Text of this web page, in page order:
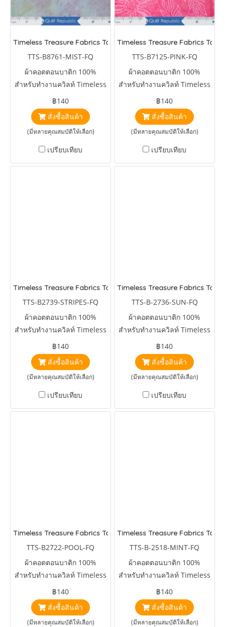
Timeless Treasure Fabrics Tonga Batiks Mariposa Celular
TTS-B8761-MIST-FQ
ผ้าคอตตอนบาติก 100%
สำหรับทำงานควิลท์ Timeless
Treasure Fabrics Tonga
Batiks Mariposa Celular
Tropical Flowers Mist
฿140
สั่งซื้อสินค้า
(มีหลายคุณสมบัติให้เลือก)
เปรียบเทียบ
Timeless Treasure Fabrics
TTS-B7125-PINK-FQ
ผ้าคอตตอนบาติก 100%
สำหรับทำงานควิลท์ Timeless
Treasure Fabrics Tonga
Batiks Brightside Pink
Scalloped Flower
฿140
สั่งซื้อสินค้า
(มีหลายคุณสมบัติให้เลือก)
เปรียบเทียบ
Timeless Treasure Fabrics Tonga Batiks Liberty Fireworks
TTS-B2739-STRIPES-FQ
ผ้าคอตตอนบาติก 100%
สำหรับทำงานควิลท์ Timeless
Treasure Fabrics Tonga
Batiks Liberty Fireworks
Stripes
฿140
สั่งซื้อสินค้า
(มีหลายคุณสมบัติให้เลือก)
เปรียบเทียบ
Timeless Treasure Fabrics
TTS-B-2736-SUN-FQ
ผ้าคอตตอนบาติก 100%
สำหรับทำงานควิลท์ Timeless
Treasure Fabrics Tonga
Batiks Brightside Large
Roses Sun
฿140
สั่งซื้อสินค้า
(มีหลายคุณสมบัติให้เลือก)
เปรียบเทียบ
Timeless Treasure Fabrics Tonga Batiks Brightside Water Dots
TTS-B2722-POOL-FQ
ผ้าคอตตอนบาติก 100%
สำหรับทำงานควิลท์ Timeless
Treasure Fabrics Tonga
Batiks Brightside Water
Dots Pool
฿140
สั่งซื้อสินค้า
(มีหลายคุณสมบัติให้เลือก)
Timeless Treasure Fabrics
TTS-B-2518-MINT-FQ
ผ้าคอตตอนบาติก 100%
สำหรับทำงานควิลท์ Timeless
Treasure Fabrics Tonga
Batiks Splash Floral and
Dots Mint
฿140
สั่งซื้อสินค้า
(มีหลายคุณสมบัติให้เลือก)